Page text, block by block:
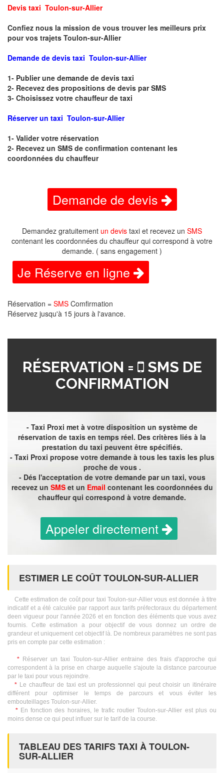
Devis taxi Toulon-sur-Allier
Confiez nous la mission de vous trouver les meilleurs prix
pour vos trajets Toulon-sur-Allier
Demande de devis taxi Toulon-sur-Allier
1- Publier une demande de devis taxi
2- Recevez des propositions de devis par SMS
3- Choisissez votre chauffeur de taxi
Réserver un taxi Toulon-sur-Allier
1- Valider votre réservation
2- Recevez un SMS de confirmation contenant les
coordonnées du chauffeur
Demande de devis
Demandez gratuitement un devis taxi et recevez un SMS
contenant les coordonnées du chauffeur qui correspond à votre
demande. ( sans engagement )
Je Réserve en ligne
Réservation = SMS Comfirmation
Réservez jusqu'à 15 jours à l'avance.
RÉSERVATION =
SMS DE
CONFIRMATION
- Taxi Proxi met à votre disposition un système de
réservation de taxis en temps réel. Des critères liés à la
prestation du taxi peuvent être spécifiés.
- Taxi Proxi propose votre demande à tous les taxis les plus
proche de vous .
- Dés l'acceptation de votre demande par un taxi, vous
recevez un SMSet un Email contenant les coordonnées du
chauffeur qui correspond à votre demande.
Appeler directement
ESTIMER LE COÛT TOULON-SUR-ALLIER
Cette estimation de coût pour taxi Toulon-sur-Allier vous est donnée à titre
indicatif et a été calculée par rapport aux tarifs préfectoraux du département
deen vigueur pour l'année 2026 et en fonction des éléments que vous avez
fournis. Cette estimation a pour objectif de vous donnez un ordre de
grandeur et uniquement cet objectif là. De nombreux paramètres ne sont pas
pris en compte par cette estimation :
*Réserver un taxi Toulon-sur-Allier entraine des frais d'approche qui
correspondent à la prise en charge auquelle s'ajoute la distance parcourue
par le taxi pour vous rejoindre.
* Le chauffeur de taxi est un professionnel qui peut choisir un itinéraire
différent pour optimiser le temps de parcours et vous éviter les
embouteillages Toulon-sur-Allier.
*En fonction des horaires, le trafic routier Toulon-sur-Allier est plus ou
moins dense ce qui peut influer sur le tarif de la course.
TABLEAU DES TARIFS TAXI À TOULON-
SUR-ALLIER